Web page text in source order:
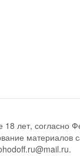
лет, согласно
материалов